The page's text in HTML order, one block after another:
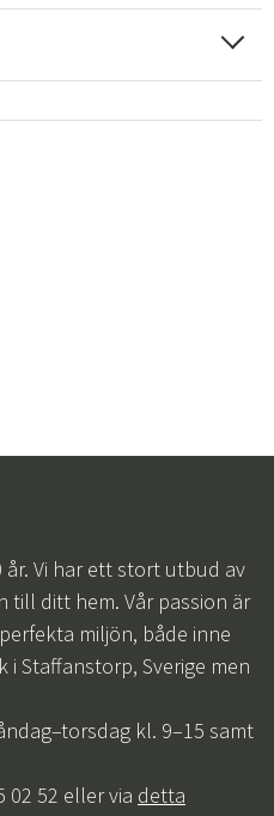
Vi har ett stort utbud av
till ditt hem. Vår passion är
miljön, både inne
i Staffanstorp, Sverige men
kl. 9–15 samt
02 52 eller via detta